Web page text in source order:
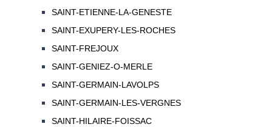
SAINT-ETIENNE-LA-GENESTE
SAINT-EXUPERY-LES-ROCHES
SAINT-FREJOUX
SAINT-GENIEZ-O-MERLE
SAINT-GERMAIN-LAVOLPS
SAINT-GERMAIN-LES-VERGNES
SAINT-HILAIRE-FOISSAC